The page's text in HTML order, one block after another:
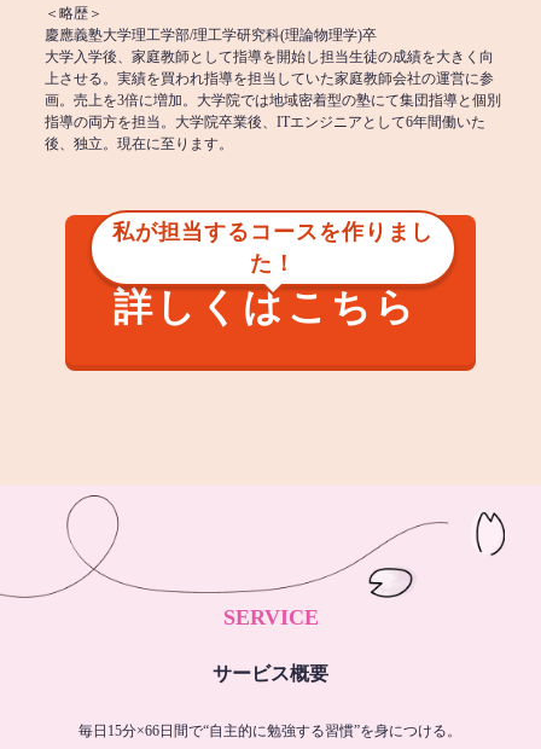
＜略歴＞
慶應義塾大学理工学部/理工学研究科(理論物理学)卒
大学入学後、家庭教師として指導を開始し担当生徒の成績を大きく向
上させる。実績を買われ指導を担当していた家庭教師会社の運営に参
画。売上を3倍に増加。大学院では地域密着型の塾にて集団指導と個別
指導の両方を担当。大学院卒業後、ITエンジニアとして6年間働いた
後、独立。現在に至ります。
私が担当するコースを作りまし
た！
詳しくはこちら
SERVICE
サービス概要
毎日15分×66日間で“自主的に勉強する習慣”を身につける。